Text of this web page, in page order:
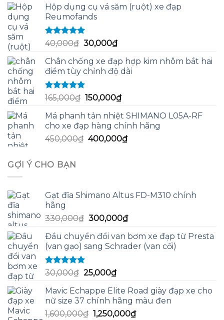
sao
là:
320,000₫.
tại
Hộp dụng cụ vá săm (ruột) xe đạp
Reumofands
Được xếp
hạng
sao
40,000₫ Giá
là:
40,000₫.
30,000₫Giá
tại
là:
Chân chống xe đạp hợp kim nhôm bắt hai
điểm tùy chỉnh độ dài
Được xếp
hạng
sao
165,000₫ Giá
là:
165,000₫.
150,000₫Giá
tại
là:
150,000₫.
Má phanh tản nhiệt SHIMANO L05A-RF
cho xe đạp hàng chính hãng
450,000₫ Giá
400,000₫Giá
GỢI Ý CHO BẠN
Gạt đĩa Shimano Altus FD-M310 chính
hãng
330,000₫ Giá
là:
330,000₫.
300,000₫Giá
tại
là:
Đầu chuyển đổi van bơm xe đạp từ Presta
(van gạo) sang Schrader (van cối)
Được xếp
hạng
sao
30,000₫ Giá
là:
30,000₫.
25,000₫Giá
tại
là:
25,000₫.
Mavic Echappe Elite Road giày đạp xe cho
nữ size 37 chính hãng màu đen
1,600,000₫ Giá
1,250,000₫Giá